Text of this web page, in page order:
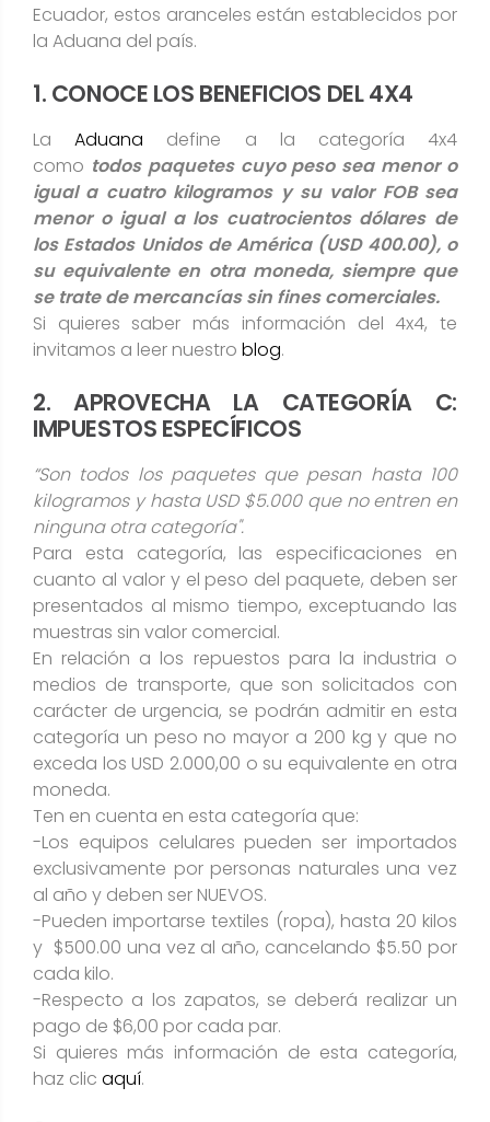
Ecuador, estos aranceles están establecidos por
la Aduana del país.
1. CONOCE LOS BENEFICIOS DEL 4X4
LaAduana define a la categoría 4x4
como todos paquetes cuyo peso sea menor o
igual a cuatro kilogramos y su valor FOB sea
menor o igual a los cuatrocientos dólares de
los Estados Unidos de América (USD 400.00), o
su equivalente en otra moneda, siempre que
se trate de mercancías sin fines comerciales.
Si quieres saber más información del 4x4, te
invitamos a leer nuestro blog.
2. APROVECHA LA CATEGORÍA C:
IMPUESTOS ESPECÍFICOS
“Son todos los paquetes que pesan hasta 100
kilogramos y hasta USD $5.000 que no entren en
ninguna otra categoría".
Para esta categoría, las especificaciones en
cuanto al valor y el peso del paquete, deben ser
presentados al mismo tiempo, exceptuando las
muestras sin valor comercial.
En relación a los repuestos para la industria o
medios de transporte, que son solicitados con
carácter de urgencia, se podrán admitir en esta
categoría un peso no mayor a 200 kg y que no
exceda los USD 2.000,00 o su equivalente en otra
moneda.
Ten en cuenta en esta categoría que:
-Los equipos celulares pueden ser importados
exclusivamente por personas naturales una vez
al año y deben ser NUEVOS.
-Pueden importarse textiles (ropa), hasta 20 kilos
y $500.00 una vez al año, cancelando $5.50 por
cada kilo.
-Respecto a los zapatos, se deberá realizar un
pago de $6,00 por cada par.
Si quieres más información de esta categoría,
haz clic aquí.